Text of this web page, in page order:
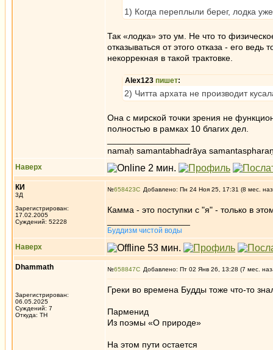
1) Когда переплыли берег, лодка
Так «лодка» это ум. Не что то
отказываться от этого отказа - его
некоррекная в такой трактовке.
Alex123 пишет:
2) Читта архата не производит
Она с мирской точки зрения не
полностью в рамках 10 благих дел.
namaḥ samantabhadrāya
Наверх
КИ
3Д
Зарегистрирован:
17.02.2005
Суждений: 52228
№658423 Добавлено: Пн 24 Ноя 25, 17:31 (8 мес.
Камма - это поступки с "я" - только в
Буддизм чистой воды
Наверх
Dhammath
Зарегистрирован:
06.05.2025
Суждений: 7
Откуда: TH
№658847 Добавлено: Пт 02 Янв 26, 13:28 (7 мес.
Греки во времена Будды тоже что-то
Парменид
Из поэмы «О природе»
На этом пути остается